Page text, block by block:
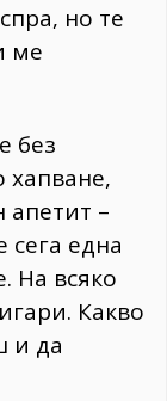
но те
ме
без
–
една
На всяко
Какво
и да